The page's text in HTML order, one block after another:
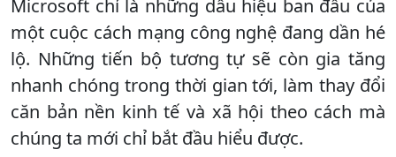
Microsoft chỉ là những dấu hiệu ban đầu của
một cuộc cách mạng công nghệ đang dần hé
lộ. Những tiến bộ tương tự sẽ còn gia tăng
nhanh chóng trong thời gian tới, làm thay đổi
căn bản nền kinh tế và xã hội theo cách mà
chúng ta mới chỉ bắt đầu hiểu được.